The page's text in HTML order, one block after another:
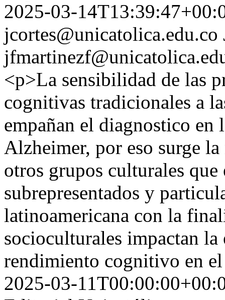
2025-03-
jcortes@unicatolica.edu.co
<p>La sensibilidad de las
cognitivas tradicionales a
empañan el diagnostico en
Alzheimer, por eso surge
otros grupos culturales que
subrepresentados y
latinoamericana con la
socioculturales impactan
rendimiento cognitivo en
2025-03-